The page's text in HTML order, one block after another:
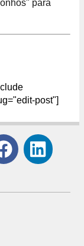
post"]